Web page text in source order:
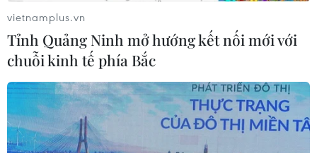
viếng Chủ tịch Hồ Chí Minh và đặt vòng hoa tại Đài
tưởng niệm các Anh hùng liệt sỹ.
vietnamplus.vn
Tỉnh Quảng Ninh mở hướng kết nối mới với
chuỗi kinh tế phía Bắc